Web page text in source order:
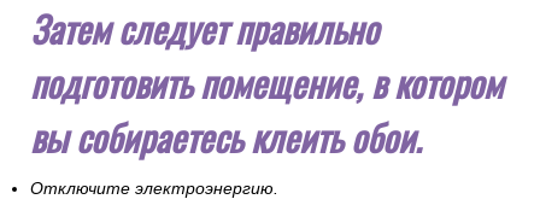
Затем следует правильно
подготовить помещение, в котором
вы собираетесь клеить обои.
Отключите электроэнергию.